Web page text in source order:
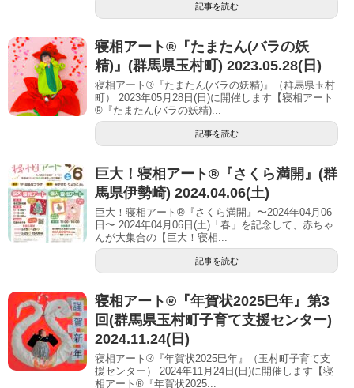
記事を読む
寝相アート®︎『たまたん(バラの妖
精)』(群馬県玉村町) 2023.05.28(日)
寝相アート®『たまたん(バラの妖精)』（群馬県玉村
町） 2023年05月28日(日)に開催します【寝相アート
®︎『たまたん(バラの妖精)...
記事を読む
巨大！寝相アート®︎『さくら満開』(群
馬県伊勢崎) 2024.04.06(土)
巨大！寝相アート®『さくら満開』〜2024年04月06
日〜 2024年04月06日(土)「春」を記念して、赤ちゃ
んが大集合の【巨大！寝相...
記事を読む
寝相アート®︎『年賀状2025巳年』第3
回(群馬県玉村町子育て支援センター)
2024.11.24(日)
寝相アート®『年賀状2025巳年』（玉村町子育て支
援センター） 2024年11月24日(日)に開催します【寝
相アート®︎『年賀状2025...